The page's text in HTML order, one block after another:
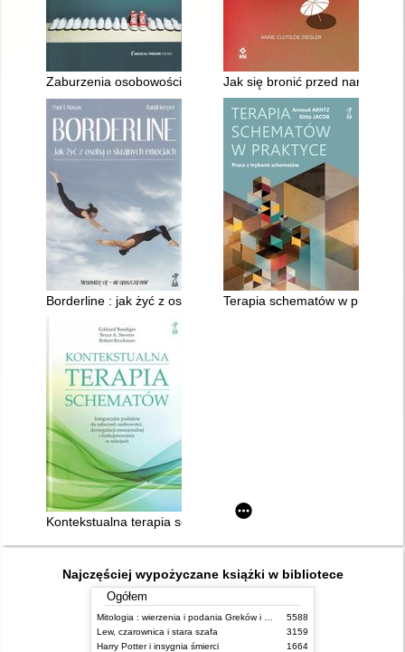
Zaburzenia osobowości : Czy muszę coś o nich wiedzieć?
Jak się bronić przed narcyzem
Borderline : jak żyć z osobą o skrajnych emocjach
Terapia schematów w
Kontekstualna terapia schematów : integracyjne podejście
Najczęściej wypożyczane książki w bibliotece
Ogółem
5588
Lew, czarownica i stara szafa
3159
Harry Potter i insygnia śmierci
1664